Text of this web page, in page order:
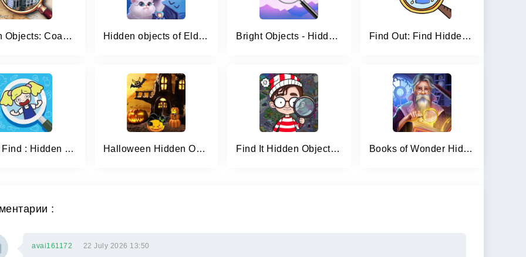
Hidden Objects: Coastal Hill Hidden objects of Eldritchwood Bright Objects - Hidden Object Find Out: Find Hidden Objects!
Happy Find : Hidden Objects Halloween Hidden Objects Find It Hidden Objects Games Books of Wonder Hidden Objects
:
avai161172 22 July 2026 13:50